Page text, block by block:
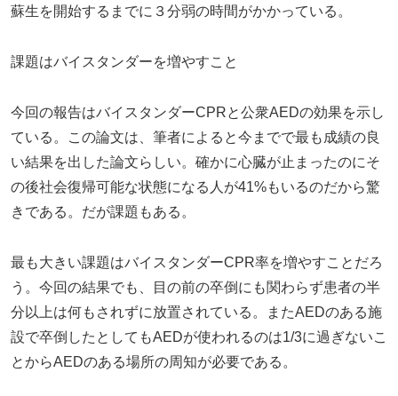
蘇生を開始するまでに３分弱の時間がかかっている。
課題はバイスタンダーを増やすこと
今回の報告はバイスタンダーCPRと公衆AEDの効果を示し
ている。この論文は、筆者によると今までで最も成績の良
い結果を出した論文らしい。確かに心臓が止まったのにそ
の後社会復帰可能な状態になる人が41%もいるのだから驚
きである。だが課題もある。
最も大きい課題はバイスタンダーCPR率を増やすことだろ
う。今回の結果でも、目の前の卒倒にも関わらず患者の半
分以上は何もされずに放置されている。またAEDのある施
設で卒倒したとしてもAEDが使われるのは1/3に過ぎないこ
とからAEDのある場所の周知が必要である。